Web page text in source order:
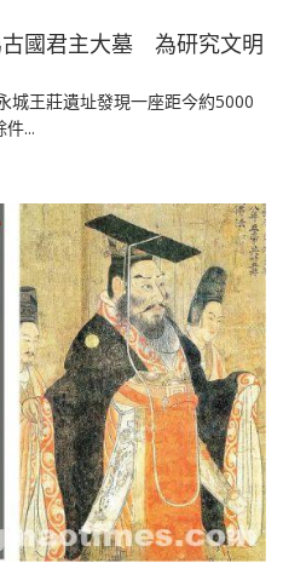
國君主大墓 為研究文明
城王莊遺址發現一座距今約5000
...